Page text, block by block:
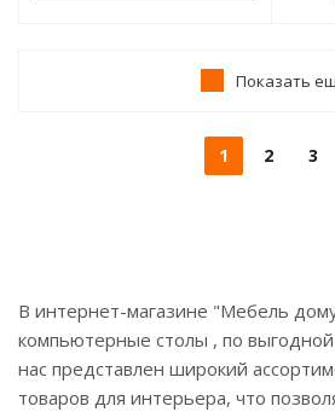
Показать
1 2 3
В интернет-магазине "Мебель
компьютерные столы , по
нас представлен широкий
товаров для интерьера, что